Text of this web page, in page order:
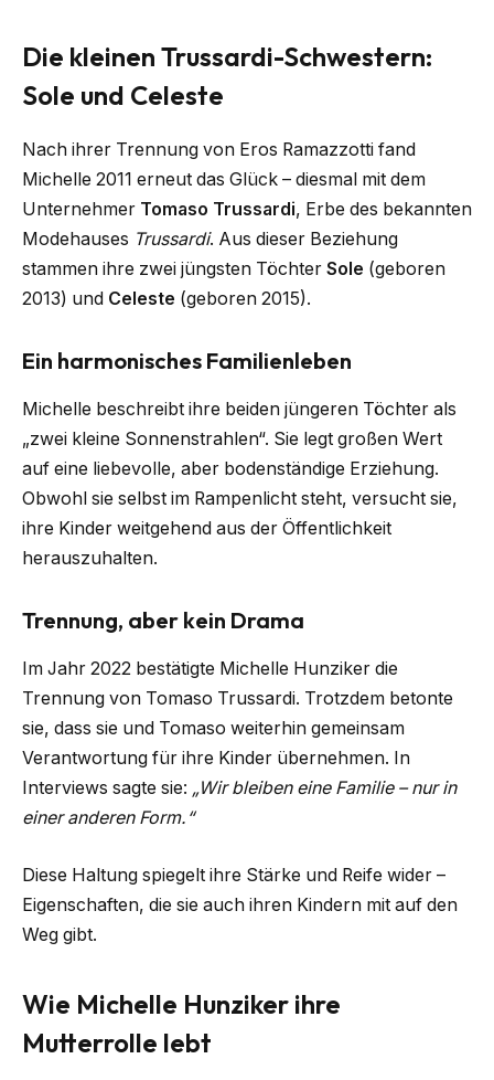
Die kleinen Trussardi-Schwestern:
Sole und Celeste
Nach ihrer Trennung von Eros Ramazzotti fand
Michelle 2011 erneut das Glück – diesmal mit dem
Unternehmer Tomaso Trussardi, Erbe des bekannten
Modehauses Trussardi. Aus dieser Beziehung
stammen ihre zwei jüngsten Töchter Sole (geboren
2013) und Celeste (geboren 2015).
Ein harmonisches Familienleben
Michelle beschreibt ihre beiden jüngeren Töchter als
„zwei kleine Sonnenstrahlen“. Sie legt großen Wert
auf eine liebevolle, aber bodenständige Erziehung.
Obwohl sie selbst im Rampenlicht steht, versucht sie,
ihre Kinder weitgehend aus der Öffentlichkeit
herauszuhalten.
Trennung, aber kein Drama
Im Jahr 2022 bestätigte Michelle Hunziker die
Trennung von Tomaso Trussardi. Trotzdem betonte
sie, dass sie und Tomaso weiterhin gemeinsam
Verantwortung für ihre Kinder übernehmen. In
Interviews sagte sie: „Wir bleiben eine Familie – nur in
einer anderen Form.“
Diese Haltung spiegelt ihre Stärke und Reife wider –
Eigenschaften, die sie auch ihren Kindern mit auf den
Weg gibt.
Wie Michelle Hunziker ihre
Mutterrolle lebt